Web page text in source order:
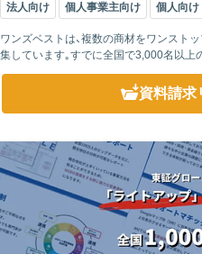
法人向け 個人事業主向け 個人向け
ワンズベストは、複数の商材をワンスト
集しています｡すでに全国で3,000名以上
取り扱い商材も100種類以上と増えてい
資料請求